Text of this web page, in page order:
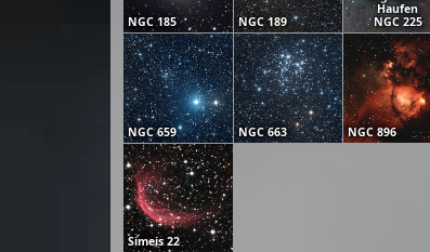
NGC 185 NGC 189
Haufen
NGC 225
NGC 659 NGC 663 NGC 896
Simeis 22